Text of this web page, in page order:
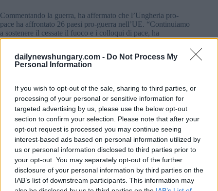
dailynewshungary.com - Do Not Process My
Personal Information
If you wish to opt-out of the sale, sharing to third parties, or
processing of your personal or sensitive information for
targeted advertising by us, please use the below opt-out
section to confirm your selection. Please note that after your
opt-out request is processed you may continue seeing
interest-based ads based on personal information utilized by
us or personal information disclosed to third parties prior to
your opt-out. You may separately opt-out of the further
disclosure of your personal information by third parties on the
IAB’s list of downstream participants. This information may
Commentando la guerra, ha affermato che l’Ungheria pro-
pace ha affrontato 26 paesi pro-guerra nell’UE. “Continuiamo
a sostenere il cessate il fuoco e i colloqui di pace, ha
affermato”.
Ha anche notato cambiamenti nella politica della NATO.
preparare attività di coordinamento nella fornitura di armi e
nel sostegno finanziario, ha detto. “L’Ungheria rimarrà fuori
da questo processo di pianificazione, ha aggiunto” Orbán.
Leggi anche:
Euronews comprato da Orbán-close company (società
vicina a Orbán) Leggi di più
QUI
È probabile che il più grande avversario di Washington
visiti Budapest per colloqui con il Primo Ministro
Orbán DettagliQUESTO articolo